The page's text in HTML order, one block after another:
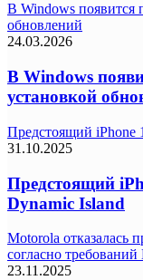
В Windows появится
обновлений
24.03.2026
В Windows
установкой
Предстоящий iPhone
31.10.2025
Предстоящий
Dynamic Island
Motorola отказалась
согласно
23.11.2025